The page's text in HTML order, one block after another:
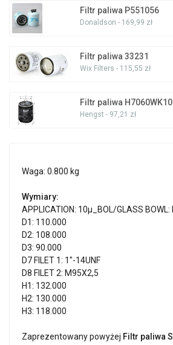
Filtr paliwa P551056
Donaldson - 169,99 zł
Filtr paliwa 33231
Wix Filters - 115,55 zł
Filtr paliwa H7060WK10
Hengst - 97,21 zł
Waga: 0.800 kg
Wymiary:
APPLICATION: 10µ_BOL/GLASS BOWL:
D1: 110.000
D2: 108.000
D3: 90.000
D7 FILET 1: 1"-14UNF
D8 FILET 2: M95X2,5
H1: 132.000
H2: 130.000
H3: 118.000
Zaprezentowany powyżej Filtr paliwa